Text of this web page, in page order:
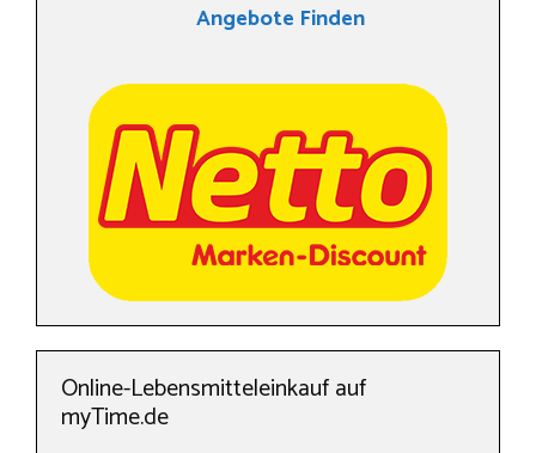
Angebote Finden
Online-Lebensmitteleinkauf auf
myTime.de